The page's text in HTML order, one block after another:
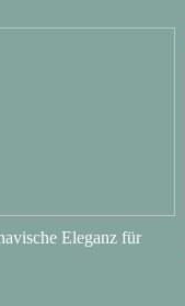
Eleganz für